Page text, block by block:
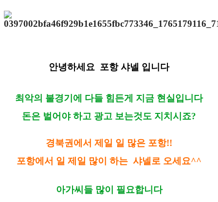
안녕하세요 포항 샤넬 입니다
최악의 불경기에 다들 힘든게 지금 현실입니다
돈은 벌어야 하고 광고 보는것도 지치시죠?
경북권에서 제일 일 많은 포항!!
포항에서 일 제일 많이 하는 샤넬로 오세요^^
아가씨들 많이 필요합니다